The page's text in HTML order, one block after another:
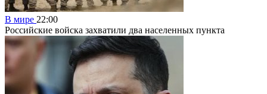
В мире 22:00
Российские войска захватили два населенных пункта